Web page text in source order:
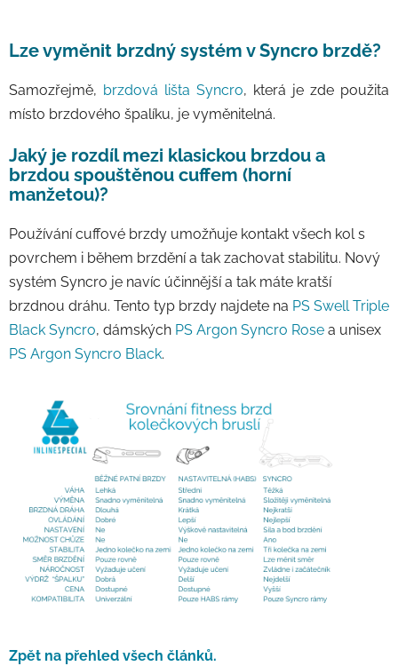
Lze vyměnit brzdný systém v Syncro brzdě?
Samozřejmě, brzdová lišta Syncro, která je zde použita
místo brzdového špalíku, je vyměnitelná.
Jaký je rozdíl mezi klasickou brzdou a
brzdou spouštěnou cuffem (horní
manžetou)?
Používání cuffové brzdy umožňuje kontakt všech kol s
povrchem i během brzdění a tak zachovat stabilitu. Nový
systém Syncro je navíc účinnější a tak máte kratší
brzdnou dráhu. Tento typ brzdy najdete na PS Swell Triple
Black Syncro, dámských PS Argon Syncro Rose a unisex
PS Argon Syncro Black.
Zpět na přehled všech článků.